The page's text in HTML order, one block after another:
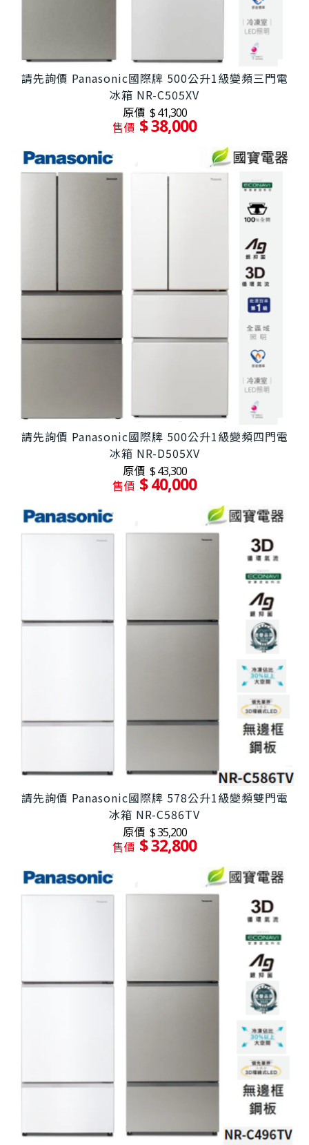
請先詢價 Panasonic國際牌 500公升1級變頻三門電
冰箱 NR-C505XV
原價 $ 41,300
售價 $ 38,000
請先詢價 Panasonic國際牌 500公升1級變頻四門電
冰箱 NR-D505XV
原價 $ 43,300
售價 $ 40,000
請先詢價 Panasonic國際牌 578公升1級變頻雙門電
冰箱 NR-C586TV
原價 $ 35,200
售價 $ 32,800